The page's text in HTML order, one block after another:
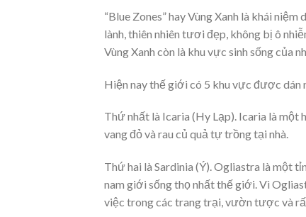
“Blue Zones” hay Vùng Xanh là khái
lành, thiên nhiên tươi đẹp, không bị ô
Vùng Xanh còn là khu vực sinh sống của
Hiện nay thế giới có 5 khu vực được dán
Thứ nhất là Icaria (Hy Lạp). Icaria là một
vang đỏ và rau củ quả tự trồng tại nhà.
Thứ hai là Sardinia (Ý). Ogliastra là một
nam giới sống thọ nhất thế giới. Vì
việc trong các trang trại, vườn tược và